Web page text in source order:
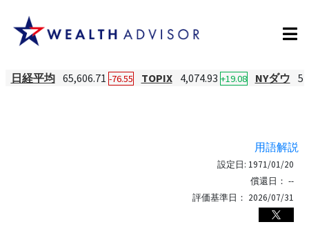
日経平均 65,606.71 -76.55 TOPIX 4,074.93 +19.08 NYダウ
用語解説
設定日: 1971/01/20
償還日： --
評価基準日： 2026/07/31